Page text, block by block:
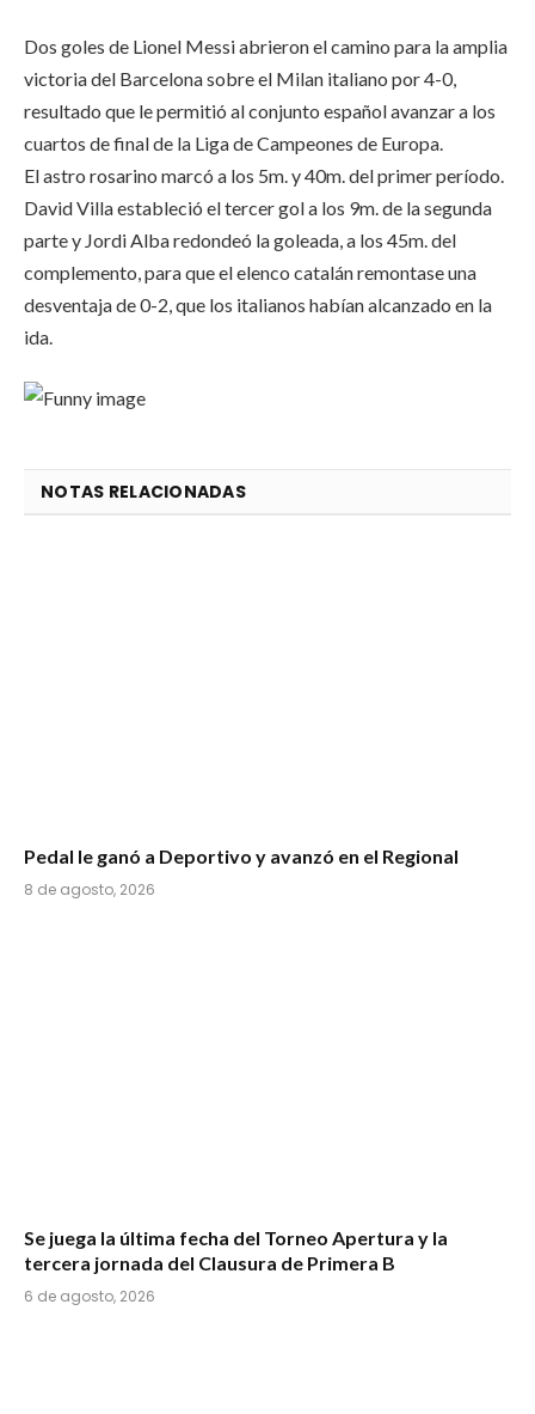
Dos goles de Lionel Messi abrieron el camino para la amplia
victoria del Barcelona sobre el Milan italiano por 4-0,
resultado que le permitió al conjunto español avanzar a los
cuartos de final de la Liga de Campeones de Europa.
El astro rosarino marcó a los 5m. y 40m. del primer período.
David Villa estableció el tercer gol a los 9m. de la segunda
parte y Jordi Alba redondeó la goleada, a los 45m. del
complemento, para que el elenco catalán remontase una
desventaja de 0-2, que los italianos habían alcanzado en la
ida.
NOTAS RELACIONADAS
Pedal le ganó a Deportivo y avanzó en el Regional
8 de agosto, 2026
Se juega la última fecha del Torneo Apertura y la
tercera jornada del Clausura de Primera B
6 de agosto, 2026